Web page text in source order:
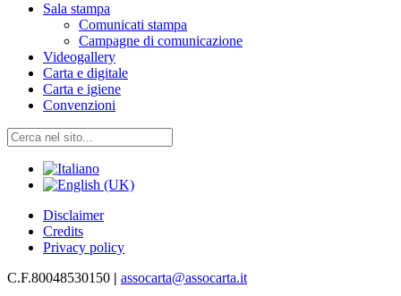
Sala stampa
Comunicati stampa
Campagne di comunicazione
Videogallery
Carta e digitale
Carta e igiene
Convenzioni
Disclaimer
Credits
Privacy policy
C.F.80048530150 | assocarta@assocarta.it